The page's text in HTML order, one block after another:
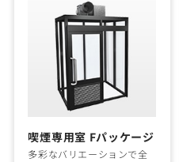
喫煙専用室 Fパッケージ
多彩なバリエーションで全